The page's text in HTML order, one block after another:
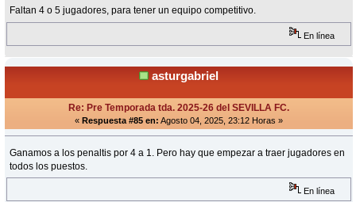
Faltan 4 o 5 jugadores, para tener un equipo competitivo.
En línea
asturgabriel
Re: Pre Temporada tda. 2025-26 del SEVILLA FC.
« Respuesta #85 en: Agosto 04, 2025, 23:12 Horas »
Ganamos a los penaltis por 4 a 1. Pero hay que empezar a traer jugadores en
todos los puestos.
En línea